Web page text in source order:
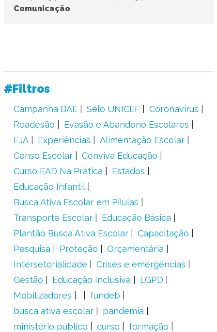
Comunicação
#Filtros
Campanha BAE Selo UNICEF
Coronavírus
Readesão
Evasão e Abandono Escolares
EJA
Experiências
Alimentação Escolar
Censo Escolar
Conviva Educação
Curso EAD Na Prática
Estados
Educação Infantil
Busca Ativa Escolar em Pílulas
Transporte Escolar
Educação Básica
Plantão Busca Ativa Escolar
Capacitação
Pesquisa
Proteção
Orçamentária
Intersetorialidade
Crises e emergências
Gestão
Educação Inclusiva
LGPD
Mobilizadores
fundeb
busca ativa escolar
pandemia
ministério público
curso
formação